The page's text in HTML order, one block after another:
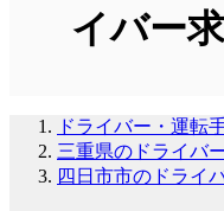
イバー
ドライバー・運転
三重県のドライバ
四日市市のドライ